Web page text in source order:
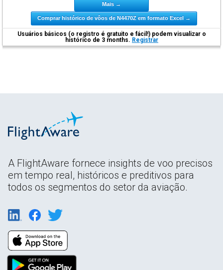
Mais →
Comprar histórico de vôos de N4470Z em formato Excel →
Usuários básicos (o registro é gratuito e fácil!) podem visualizar o
histórico de 3 months. Registrar
A FlightAware fornece insights de voo precisos
em tempo real, históricos e preditivos para
todos os segmentos do setor da aviação.